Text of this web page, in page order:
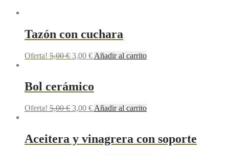
Tazón con cuchara
Oferta! 5,00€ 3,00 € Añadir al carrito
Bol cerámico
Oferta! 5,00€ 3,00 € Añadir al carrito
Aceitera y vinagrera con soporte